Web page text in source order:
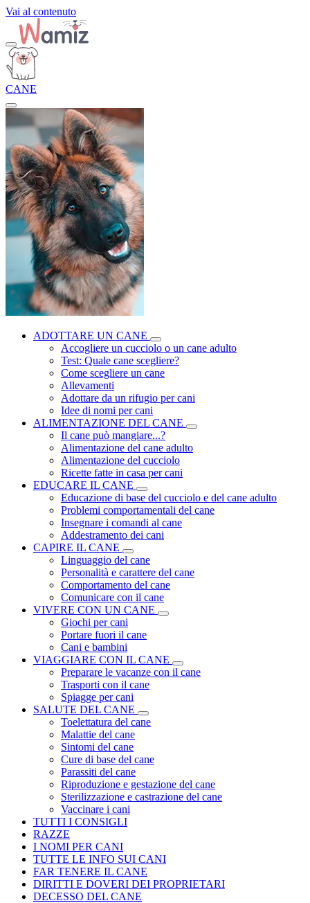
Vai al contenuto
CANE
ADOTTARE UN CANE
Accogliere un cucciolo o un cane adulto
Test: Quale cane scegliere?
Come scegliere un cane
Allevamenti
Adottare da un rifugio per cani
Idee di nomi per cani
ALIMENTAZIONE DEL CANE
Il cane può mangiare...?
Alimentazione del cane adulto
Alimentazione del cucciolo
Ricette fatte in casa per cani
EDUCARE IL CANE
Educazione di base del cucciolo e del cane adulto
Problemi comportamentali del cane
Insegnare i comandi al cane
Addestramento dei cani
CAPIRE IL CANE
Linguaggio del cane
Personalità e carattere del cane
Comportamento del cane
Comunicare con il cane
VIVERE CON UN CANE
Giochi per cani
Portare fuori il cane
Cani e bambini
VIAGGIARE CON IL CANE
Preparare le vacanze con il cane
Trasporti con il cane
Spiagge per cani
SALUTE DEL CANE
Toelettatura del cane
Malattie del cane
Sintomi del cane
Cure di base del cane
Parassiti del cane
Riproduzione e gestazione del cane
Sterilizzazione e castrazione del cane
Vaccinare i cani
TUTTI I CONSIGLI
RAZZE
I NOMI PER CANI
TUTTE LE INFO SUI CANI
FAR TENERE IL CANE
DIRITTI E DOVERI DEI PROPRIETARI
DECESSO DEL CANE